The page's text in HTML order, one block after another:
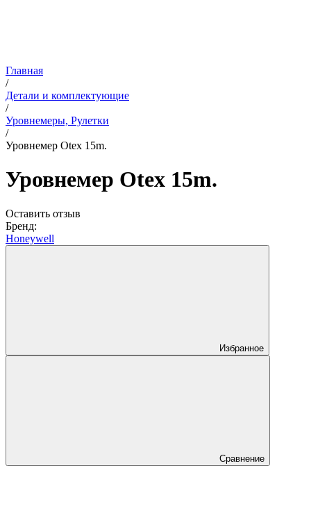
Главная
/
Детали и комплектующие
/
Уровнемеры, Рулетки
/
Уровнемер Otex 15m.
Уровнемер Otex 15m.
Оставить отзыв
Бренд:
Honeywell
Избранное
Сравнение